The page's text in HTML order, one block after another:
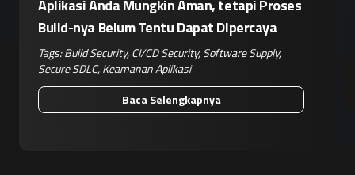
Aplikasi Anda Mungkin Aman, tetapi Proses
Build-nya Belum Tentu Dapat Dipercaya
Tags:Build Security,CI/CD Security,Software Supply,
Secure SDLC,Keamanan Aplikasi
Baca Selengkapnya